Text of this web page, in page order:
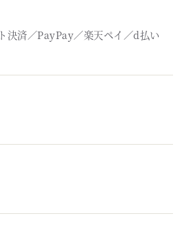
決済／PayPay／楽天ペイ／d払い